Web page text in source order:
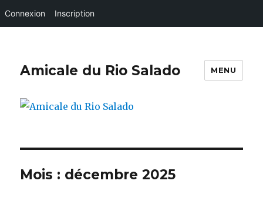
Connexion Inscription
Amicale du Rio Salado MENU
Mois : décembre 2025